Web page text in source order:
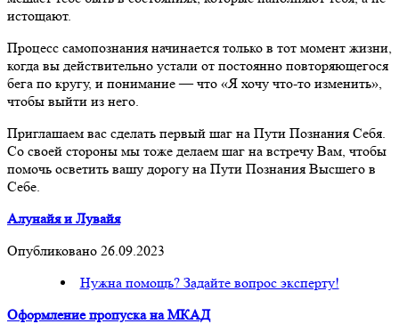
истощают.
Процесс самопознания начинается только в тот момент жизни,
когда вы действительно устали от постоянно повторяющегося
бега по кругу, и понимание — что «Я хочу что-то изменить»,
чтобы выйти из него.
Приглашаем вас сделать первый шаг на Пути Познания Себя.
Со своей стороны мы тоже делаем шаг на встречу Вам, чтобы
помочь осветить вашу дорогу на Пути Познания Высшего в
Себе.
Алунайя и Лувайя
Опубликовано 26.09.2023
Нужна помощь? Задайте вопрос эксперту!
Оформление пропуска на МКАД